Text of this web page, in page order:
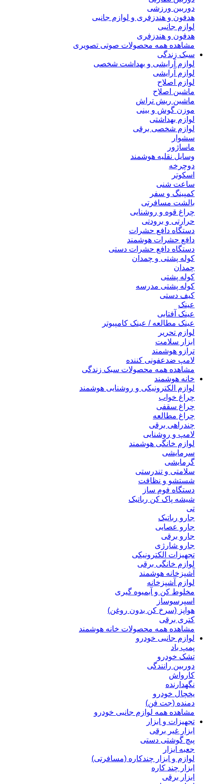
دوربین ورزشی
هدفون و هندزفری و لوازم جانبی
لوازم جانبی
هدفون و هندزفری
مشاهده همه محصولات صوتی تصویری
سبک زندگی
لوازم آرایشی و بهداشت شخصی
لوازم آرایشی
لوازم اصلاح
ماشین اصلاح
ماشین ریش تراش
موزن گوش و بینی
لوازم بهداشتی
لوازم شخصی برقی
سشوار
ماساژور
وسایل نقلیه هوشمند
دوچرخه
اسکوتر
ساعت شنی
کمپینگ و سفر
بالشت مسافرتی
چراغ قوه و روشنایی
حرارتی و برودتی
دستگاه دافع حشرات
دافع حشرات هوشمند
دستگاه دافع حشرات دستی
کوله پشتی و چمدان
چمدان
کوله پشتی
کوله پشتی مدرسه
کیف دستی
عینک
عینک آفتابی
عینک مطالعه / عینک کامپیوتر
لوازم تحریر
ابزار سلامت
ترازو هوشمند
لامپ ضدعفونی کننده
مشاهده همه محصولات سبک زندگی
خانه هوشمند
لوازم الکترونیکی و روشنایی هوشمند
چراغ خواب
چراغ سقفی
چراغ مطالعه
چندراهی برقی
لامپ و روشنایی
لوازم خانگی هوشمند
سرمایشی
گرمایشی
سلامتی و تندرستی
شستشو و نظافت
دستگاه فوم ساز
شیشه پاک کن رباتیک
تی
جارو رباتیک
جارو عصایی
جارو برقی
جارو شارژی
تجهیزات الکترونیکی
لوازم خانگی برقی
آشپزخانه هوشمند
لوازم آشپزخانه
مخلوط کن و آبمیوه گیری
اسپرسوساز
هواپز (سرخ کن بدون روغن)
کتری برقی
مشاهده همه محصولات خانه هوشمند
لوازم جانبی خودرو
پمپ باد
تشک خودرو
دوربین رانندگی
کارواش
نگهدارنده
یخچال خودرو
دمنده (جت فن)
مشاهده همه لوازم جانبی خودرو
تجهیزات و ابزار
ابزار غیر برقی
پیچ گوشتی دستی
جعبه ابزار
لوازم و ابزار چندکاره (مسافرتی)
ابزار چند کاره
ابزار برقی